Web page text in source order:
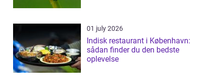
01 july 2026
Indisk restaurant i København:
sådan finder du den bedste
oplevelse